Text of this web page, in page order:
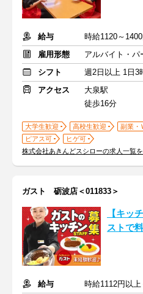
給与
時給1120～
雇用形態
アルバイト・パ
シフト
週2日以上 1日3
アクセス
大泉駅
徒歩16分
大学生歓迎 高校生歓迎
副業・
ピアス可
ヒゲ可
株式会社あきんどスシローの求人一覧
ガスト 砺波店＜011833＞
【キッ
ストで
給与
時給1112円以